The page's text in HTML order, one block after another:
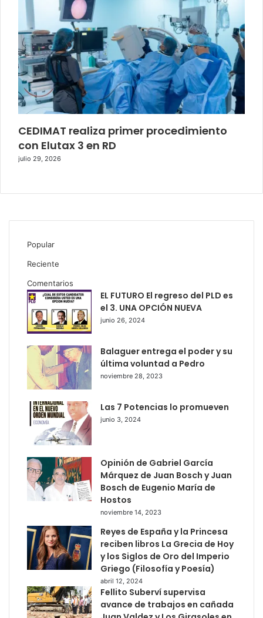
CEDIMAT realiza primer procedimiento
con Elutax 3 en RD
julio 29, 2026
Popular
Reciente
Comentarios
EL FUTURO El regreso del PLD es
el 3. UNA OPCIÓN NUEVA
junio 26, 2024
Balaguer entrega el poder y su
última voluntad a Pedro
noviembre 28, 2023
Las 7 Potencias lo promueven
junio 3, 2024
Opinión de Gabriel García
Márquez de Juan Bosch y Juan
Bosch de Eugenio María de
Hostos
noviembre 14, 2023
Reyes de España y la Princesa
reciben libros La Grecia de Hoy
y los Siglos de Oro del Imperio
Griego (Filosofía y Poesía)
abril 12, 2024
Fellito Suberví supervisa
avance de trabajos en cañada